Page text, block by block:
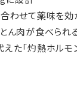
合わせて薬味を
ん肉が食べられ
た「灼熱ホルモ